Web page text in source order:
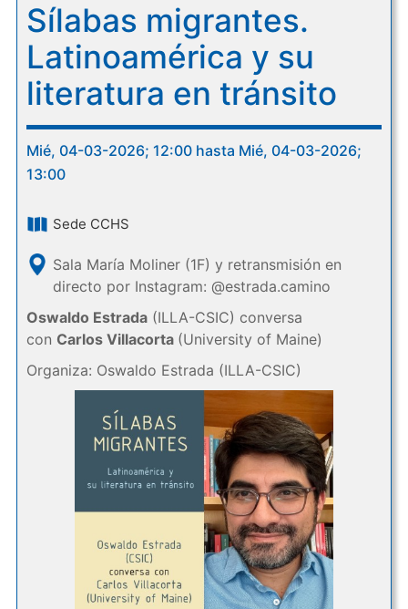
Sílabas migrantes.
Latinoamérica y su
literatura en tránsito
Mié, 04-03-2026; 12:00 hasta Mié, 04-03-2026;
13:00
Sede CCHS
Sala María Moliner (1F) y retransmisión en
directo por Instagram: @estrada.camino
Oswaldo Estrada(ILLA-CSIC) conversa
con Carlos Villacorta (University of Maine)
Organiza: Oswaldo Estrada (ILLA-CSIC)